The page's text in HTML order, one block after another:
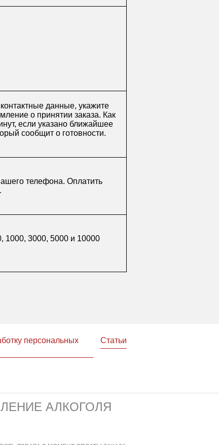
данные, укажите
о принятии заказа. Как
если указано ближайшее
сообщит о готовности.
телефона. Оплатить
1000, 3000, 5000 и 10000
персональных
Статьи
АЛКОГОЛЯ